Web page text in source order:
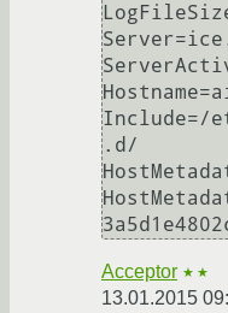
Include=/
.d/
Acceptor ★★
13.01.2015